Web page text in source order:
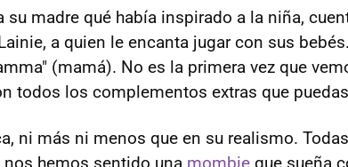
su madre qué había inspirado a la niña,
a quien le encanta jugar con sus
(mamá). No es la primera vez que
todos los complementos extras que
ni más ni menos que en su realismo.